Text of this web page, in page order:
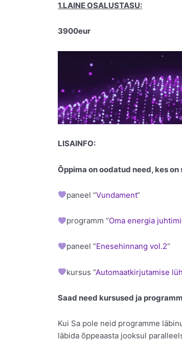
1.LAINE OSALUSTASU:
3900eur
LISAINFO:
Õppima on oodatud need, kes
paneel “Vundament“
programm “Oma energia
paneel “Enesehinnang vol.2“
kursus “Automaatkirjutamise
Saad need kursused ja
Kui Sa pole neid programme
läbida õppeaasta jooksul